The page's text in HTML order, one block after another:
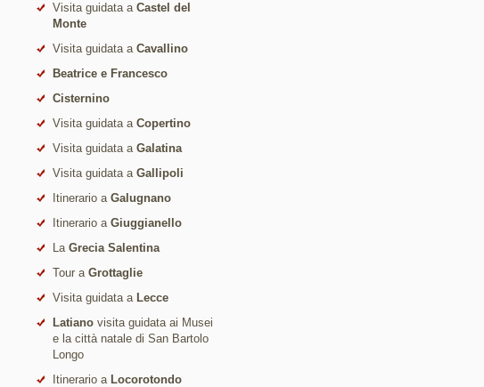
Visita guidata a Castel del
Monte
Visita guidata a Cavallino
Beatrice e Francesco
Cisternino
Visita guidata a Copertino
Visita guidata a Galatina
Visita guidata a Gallipoli
Itinerario a Galugnano
Itinerario a Giuggianello
La Grecia Salentina
Tour a Grottaglie
Visita guidata a Lecce
Latiano visita guidata ai Musei
e la città natale di San Bartolo
Longo
Itinerario a Locorotondo